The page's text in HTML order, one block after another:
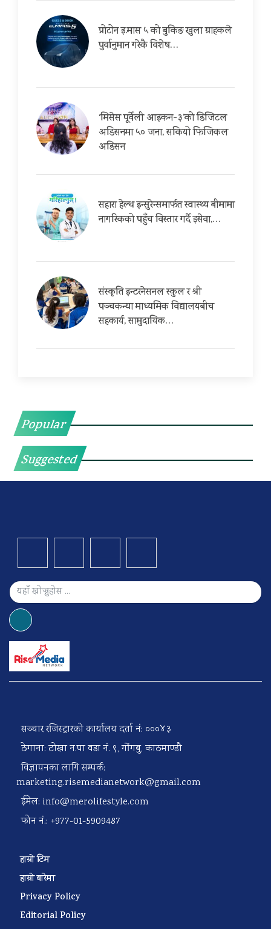
प्रोटोन इ.मास ५ को बुकिङ खुला ग्राहकले
पुर्वानुमान गरेकै विशेष…
‘मिसेस पूर्वेली आइकन-३’को डिजिटल
अडिसनमा ५० जना, सकियो फिजिकल
अडिसन
सहारा हेल्थ इन्सुरेन्समार्फत स्वास्थ्य बीमामा
नागरिकको पहुँच विस्तार गर्दै इसेवा,…
संस्कृति इन्टरनेसनल स्कुल र श्री
पञ्चकन्या माध्यमिक विद्यालयबीच
सहकार्य, सामुदायिक…
Popular
Suggested
सञ्चार रजिस्ट्रारको कार्यालय दर्ता नं: ०००४३
ठेगाना: टोखा न.पा वडा नं. ९, गोंगबु, काठमाण्डौ
विज्ञापनका लागि सम्पर्क:
marketing.risemedianetwork@gmail.com
ईमेल: info@merolifestyle.com
फोन नं.: +977-01-5909487
हाम्रो टिम
हाम्रो बारेमा
Privacy Policy
Editorial Policy